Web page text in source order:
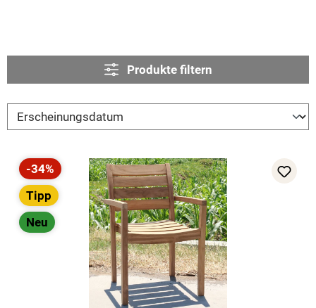
Produkte filtern
Rabatt
-34%
Tipp
Neu